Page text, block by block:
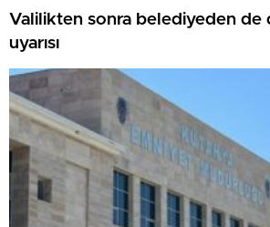
Valilikten sonra belediyeden de
uyarısı